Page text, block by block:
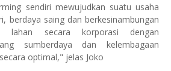
sendiri mewujudkan suatu usaha
berdaya saing dan berkesinambungan
lahan secara korporasi dengan
sumberdaya dan kelembagaan
optimal," jelas Joko